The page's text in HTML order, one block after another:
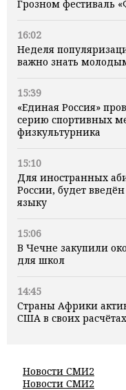
Грозном фестиваль
16:02
Неделя
важно знать
15:39
«Единая Россия»
серию спортивных
физкультурника
15:10
Для иностранных
России, будет
языку
15:06
В Чечне закупили
для школ
14:45
Страны Африки
США в своих расчётах
Новости СМИ2
Новости СМИ2